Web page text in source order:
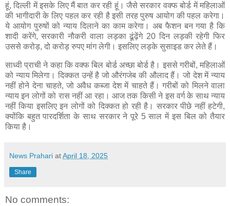
हूं, दिल्ली में इसके लिए मैं बात कर रही हूं। जैसे सरकार वक्फ बोर्ड में महिलाओं
की भागीदारी के लिए पहल कर रही है इसी तरह पुरुष आयोग की पहल करेगा।
ये आयोग पुरुषों को न्याय दिलाने का काम करेगा। अब फैशन बन गया है कि
शादी करेंगे, सरकारी नौकरी वाला लड़का ढूंढ़ेंगे 20 दिन लड़की रहेगी फिर
उससे करोड़, दो करोड़ रुपए मांग लेगी। इसलिए लड़के सुसाइड कर लेते हैं।
साध्वी प्राची ने कहा कि वक्फ बिल बोर्ड अच्छा बोर्ड है। इससे गरीबों, महिलाओं
को न्याय मिलेगा। दिक्कत उन्हें है जो औरंगजेब की औलाद हैं। जो देश में न्याय
नहीं होने देना चाहते, जो अवैध कब्जा देश में चाहते हैं। गरीबों को मिलने वाला
न्याय इन लोगों को रास नहीं आ रहा। आज तक किसी ने इस वर्ग के साथ न्याय
नहीं किया इसलिए इन लोगों को दिक्कत हो रही है। सरकार पीछे नहीं हटेगी,
क्योंकि बहुत पारदर्शिता के साथ सरकार ने पूरे 5 साल में इस बिल को तैयार
किया है।
News Prahari atApril 18, 2025
Share
No comments: